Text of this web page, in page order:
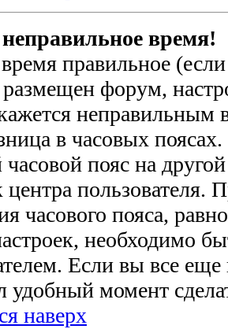
время!
правильное (если
форум,
неправильным
в часовых
пояс на
центра пользователя.
часового пояса,
необходимо
Если вы все еще
удобный момент
наверх